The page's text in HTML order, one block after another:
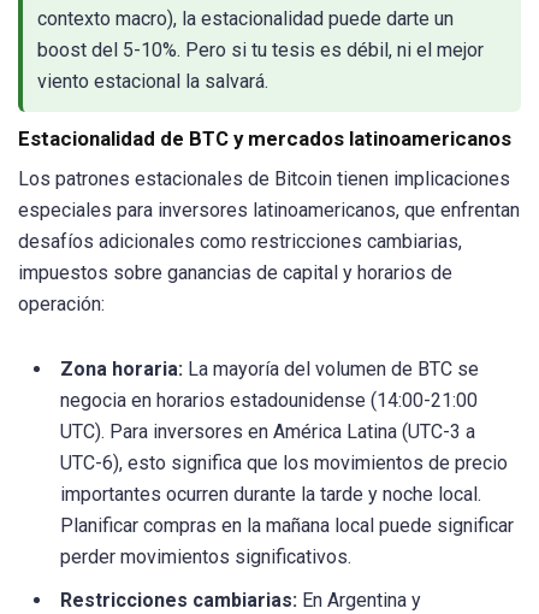
contexto macro), la estacionalidad puede darte un
boost del 5-10%. Pero si tu tesis es débil, ni el mejor
viento estacional la salvará.
Estacionalidad de BTC y mercados latinoamericanos
Los patrones estacionales de Bitcoin tienen implicaciones
especiales para inversores latinoamericanos, que enfrentan
desafíos adicionales como restricciones cambiarias,
impuestos sobre ganancias de capital y horarios de
operación:
Zona horaria: La mayoría del volumen de BTC se
negocia en horarios estadounidense (14:00-21:00
UTC). Para inversores en América Latina (UTC-3 a
UTC-6), esto significa que los movimientos de precio
importantes ocurren durante la tarde y noche local.
Planificar compras en la mañana local puede significar
perder movimientos significativos.
Restricciones cambiarias: En Argentina y